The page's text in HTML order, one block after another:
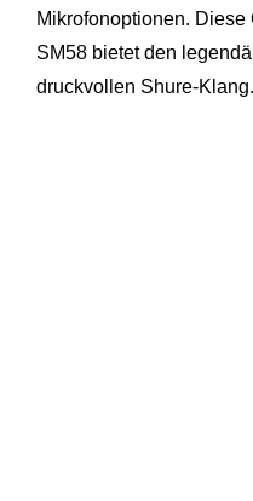
Mikrofonoptionen.
SM58 bietet den
druckvollen Shure-Klang.